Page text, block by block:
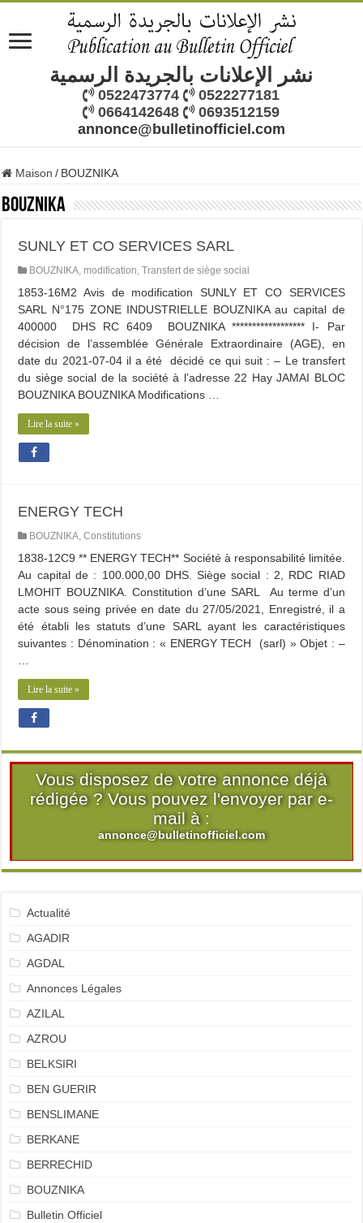
نشر الإعلانات بالجريدة الرسمية
0522473774
0522277181
0664142648
0693512159
annonce@bulletinofficiel.com
Maison / BOUZNIKA
BOUZNIKA
SUNLY ET CO SERVICES SARL
BOUZNIKA, modification,Transfert de siège social
1853-16M2 Avis de modification SUNLY ET CO SERVICES
SARL N°175 ZONE INDUSTRIELLE BOUZNIKA au capital de
400000 DHS RC 6409 BOUZNIKA ****************** I- Par
décision de l’assemblée Générale Extraordinaire (AGE), en
date du 2021-07-04 il a été décidé ce qui suit : – Le transfert
du siège social de la société à l’adresse 22 Hay JAMAI BLOC
BOUZNIKA BOUZNIKA Modifications …
Lire la suite »
ENERGY TECH
BOUZNIKA,Constitutions
1838-12C9 ** ENERGY TECH** Société à responsabilité limitée.
Au capital de : 100.000,00 DHS. Siège social : 2, RDC RIAD
LMOHIT BOUZNIKA. Constitution d’une SARL Au terme d’un
acte sous seing privée en date du 27/05/2021, Enregistré, il a
été établi les statuts d’une SARL ayant les caractéristiques
suivantes : Dénomination : « ENERGY TECH (sarl) » Objet : –
Lire la suite »
Vous disposez de votre annonce déjà
rédigée ? Vous pouvez l'envoyer par e-
mail à :
annonce@bulletinofficiel.com
Actualité
AGADIR
AGDAL
Annonces Légales
AZILAL
AZROU
BELKSIRI
BEN GUERIR
BENSLIMANE
BERKANE
BERRECHID
BOUZNIKA
Bulletin Officiel